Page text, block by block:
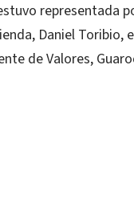
representada
Daniel Toribio,
de Valores,